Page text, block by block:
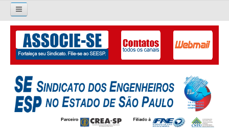
Pesquisar...
O SINDICATO
APRESENTAÇÃO
PALAVRA DO PRESIDENTE